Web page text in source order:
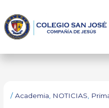
contenido
/Academia, NOTICIAS,